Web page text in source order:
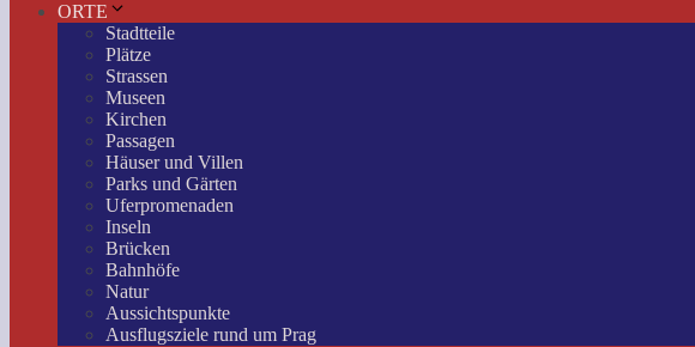
ORTE
Stadtteile
Plätze
Strassen
Museen
Kirchen
Passagen
Häuser und Villen
Parks und Gärten
Uferpromenaden
Inseln
Brücken
Bahnhöfe
Natur
Aussichtspunkte
Ausflugsziele rund um Prag